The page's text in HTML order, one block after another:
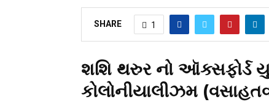
SHARE 1
શશિ થરુર નો ઑક્સફોર્ડ
કોલોનીયાલીઝમ